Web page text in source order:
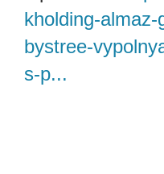
kholding-almaz-
bystree-
s-p...